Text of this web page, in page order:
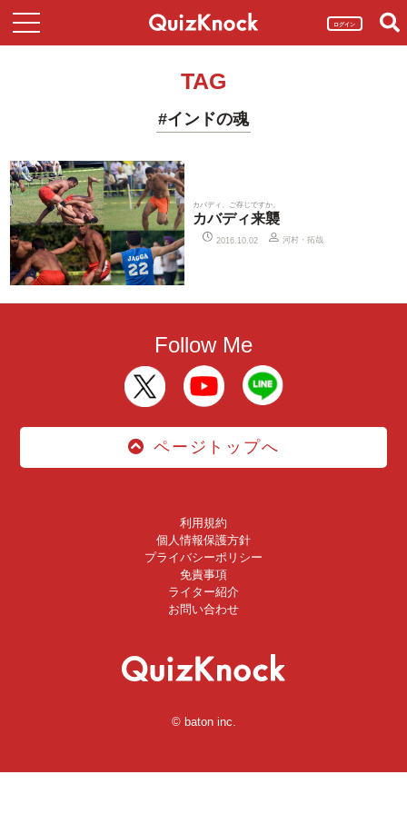
ログイン
TAG
#インドの魂
カバディ、ご存じですか。
カバディ来襲
2016.10.02 河村・拓哉
Follow Me
ページトップへ
利用規約
個人情報保護方針
プライバシーポリシー
免責事項
ライター紹介
お問い合わせ
© baton inc.